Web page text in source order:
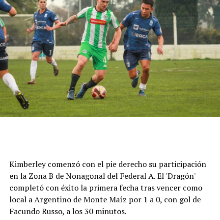
Cómo funciona el Power Ranking de la Fórmula 1
Esta clasificación funciona a través de un panel de cinco
incluye también la clasificación previa y, en caso de
tener, las carreras sprint.
Este análisis tiene la premisa de dejar de lado el
potencial del auto en la calificación de los pilotos, por lo
Kimberley comenzó con el pie derecho su participación
en la Zona B de Nonagonal del Federal A. El 'Dragón'
completó con éxito la primera fecha tras vencer como
local a Argentino de Monte Maíz por 1 a 0, con gol de
Facundo Russo, a los 30 minutos.